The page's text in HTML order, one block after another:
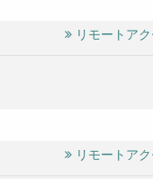
リモートア
リモートア